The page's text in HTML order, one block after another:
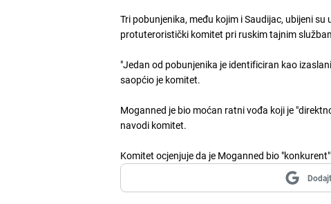
Tri pobunjenika, među kojim i Saudijac, ubijeni
protuteroristički komitet pri ruskim tajnim
"Jedan od pobunjenika je identificiran kao
saopćio je komitet.
Moganned je bio moćan ratni vođa koji je
navodi komitet.
Komitet ocjenjuje da je Moganned bio